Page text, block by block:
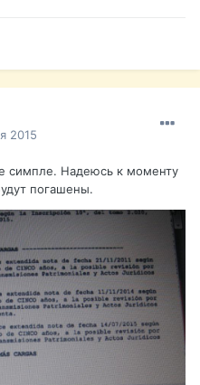
2015
симпле. Надеюсь к моменту
погашены.